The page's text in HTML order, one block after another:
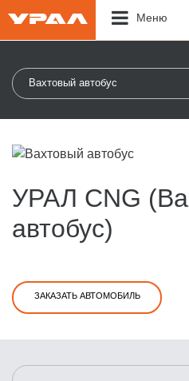
Меню
Вахтовый автобус
УРАЛ CNG
автобус)
ЗАКАЗАТЬ АВТОМОБИЛЬ